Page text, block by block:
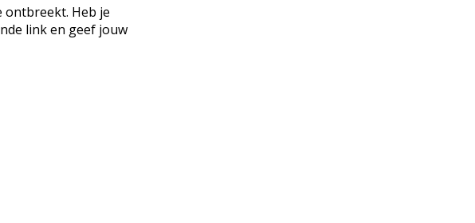
ontbreekt. Heb je
link en geef jouw